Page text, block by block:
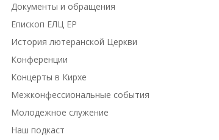
Документы и обращения
Епископ ЕЛЦ ЕР
История лютеранской Церкви
Конференции
Концерты в Кирхе
Межконфессиональные события
Молодежное служение
Наш подкаст